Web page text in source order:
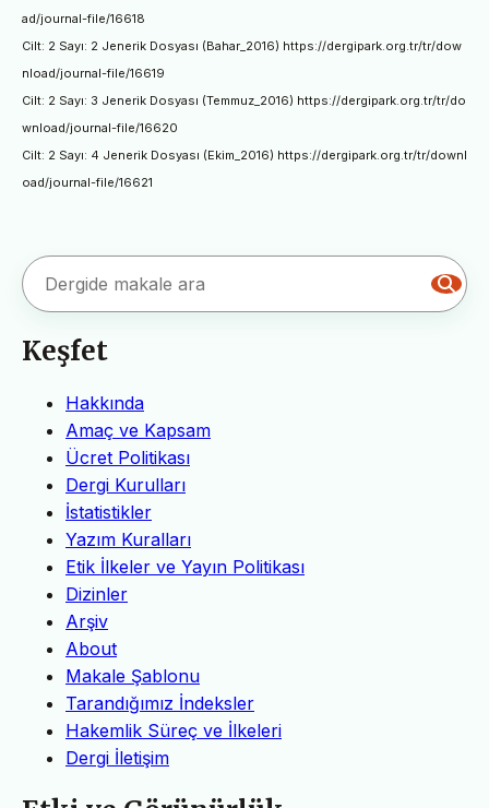
ad/journal-file/16618
Cilt: 2 Sayı: 2 Jenerik Dosyası (Bahar_2016) https://dergipark.org.tr/tr/dow
nload/journal-file/16619
Cilt: 2 Sayı: 3 Jenerik Dosyası (Temmuz_2016) https://dergipark.org.tr/tr/do
wnload/journal-file/16620
Cilt: 2 Sayı: 4 Jenerik Dosyası (Ekim_2016) https://dergipark.org.tr/tr/downl
oad/journal-file/16621
Keşfet
Hakkında
Amaç ve Kapsam
Ücret Politikası
Dergi Kurulları
İstatistikler
Yazım Kuralları
Etik İlkeler ve Yayın Politikası
Dizinler
Arşiv
About
Makale Şablonu
Tarandığımız İndeksler
Hakemlik Süreç ve İlkeleri
Dergi İletişim